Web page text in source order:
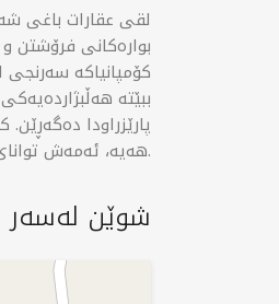
بوارەکانی فرۆشتن
کۆمپانیاکە سەرنجی
ببێتە
پارێزراودا
هەیە، ئەمەش توانای پێشکەشکردنی خزمەتگوزارییە بەرزەکانی لە چەندین بازاڕدا بەرز دەکاتەوە.
شوێن